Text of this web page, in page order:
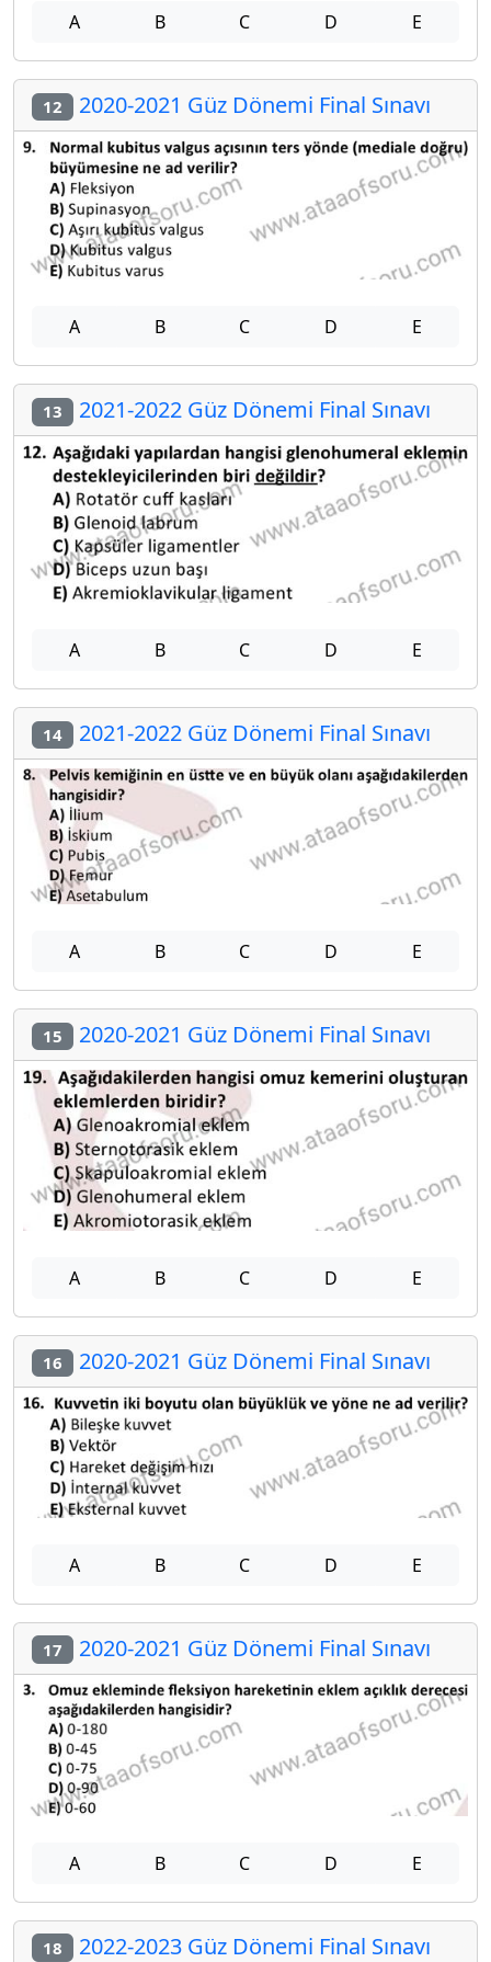
A B C D E
12 2020-2021 Güz Dönemi Final Sınavı
A B C D E
13 2021-2022 Güz Dönemi Final Sınavı
A B C D E
14 2021-2022 Güz Dönemi Final Sınavı
A B C D E
15 2020-2021 Güz Dönemi Final Sınavı
A B C D E
16 2020-2021 Güz Dönemi Final Sınavı
A B C D E
17 2020-2021 Güz Dönemi Final Sınavı
A B C D E
18 2022-2023 Güz Dönemi Final Sınavı